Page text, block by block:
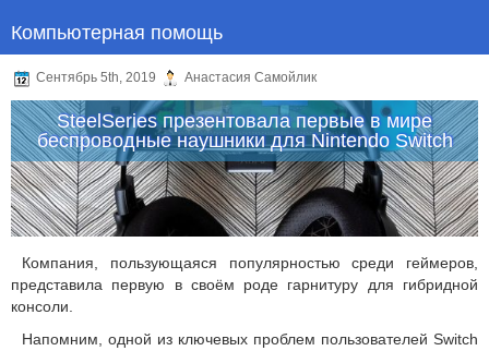
Компьютерная помощь
Сентябрь 5th, 2019 Анастасия Самойлик
SteelSeries презентовала первые в мире
беспроводные наушники для Nintendo Switch
Компания, пользующаяся популярностью среди геймеров,
представила первую в своём роде гарнитуру для гибридной
консоли.
Напомним, одной из ключевых проблем пользователей Switch